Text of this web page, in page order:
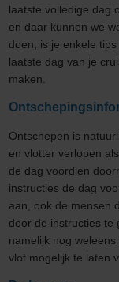
laatste volledige dag
en daar kunnen we
doen, is je enkele
laatste dag van je
maken.
Ontschepen is
en vlotter verlopen
de dag voordien
instructies de dag
aan, ook de mensen
door de instructies te
namelijk nog
vlot mogelijk te laten